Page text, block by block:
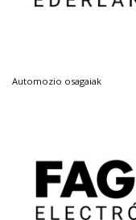
Automozio osagaiak